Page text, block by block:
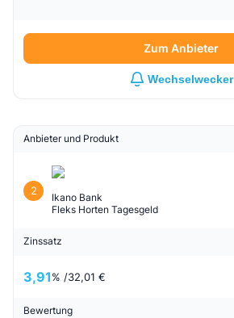
Zum Anbieter
Wechselwecker
Anbieter und Produkt
2
Ikano Bank
Fleks Horten Tagesgeld
Zinssatz
3,91% /32,01 €
Bewertung